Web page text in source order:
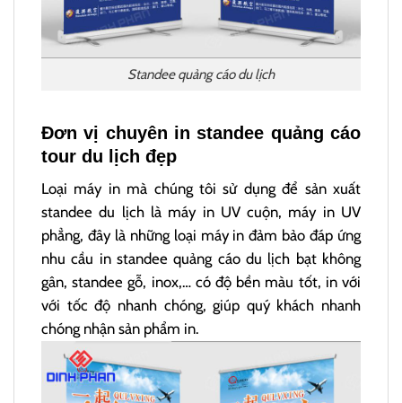
Standee quảng cáo du lịch
Đơn vị chuyên in standee quảng cáo
tour du lịch đẹp
Loại máy in mà chúng tôi sử dụng để sản xuất
standee du lịch là máy in UV cuộn, máy in UV
phẳng, đây là những loại máy in đảm bảo đáp ứng
nhu cầu in standee quảng cáo du lịch bạt không
gân, standee gỗ, inox,… có độ bền màu tốt, in với
với tốc độ nhanh chóng, giúp quý khách nhanh
chóng nhận sản phẩm in.